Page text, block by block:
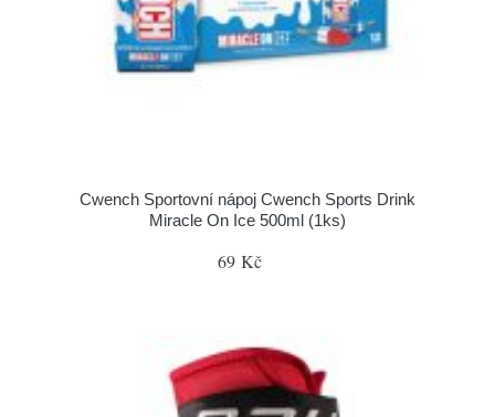
Cwench Sportovní nápoj Cwench Sports Drink
Miracle On Ice 500ml (1ks)
69 Kč